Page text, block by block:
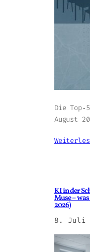
Die
August
KI in der
Muse –
2026)
8. Juli